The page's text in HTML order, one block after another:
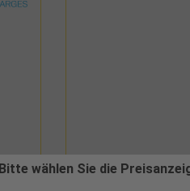
974026,00 - 579,53 €
Bitte wählen Sie die